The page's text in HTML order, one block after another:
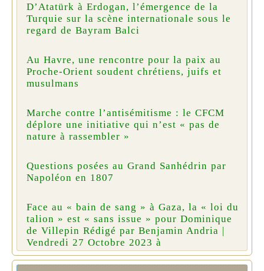
D’Atatürk à Erdogan, l’émergence de la
Turquie sur la scène internationale sous le
regard de Bayram Balci
Au Havre, une rencontre pour la paix au
Proche-Orient soudent chrétiens, juifs et
musulmans
Marche contre l’antisémitisme : le CFCM
déplore une initiative qui n’est « pas de
nature à rassembler »
Questions posées au Grand Sanhédrin par
Napoléon en 1807
Face au « bain de sang » à Gaza, la « loi du
talion » est « sans issue » pour Dominique
de Villepin Rédigé par Benjamin Andria |
Vendredi 27 Octobre 2023 à